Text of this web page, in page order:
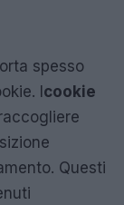
spesso
Icookie
Questi